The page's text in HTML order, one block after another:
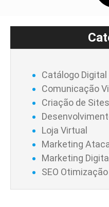
Catálogo Digital
Comunicação
Criação de Sites
Loja Virtual
Marketing
Marketing
SEO